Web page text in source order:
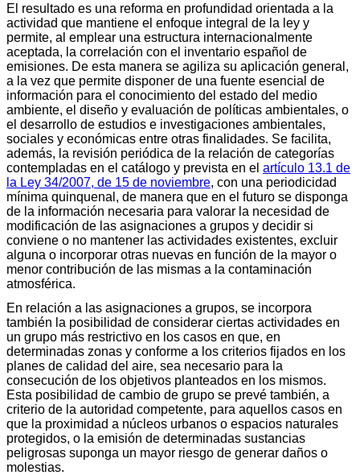
El resultado es una reforma en profundidad orientada a la
actividad que mantiene el enfoque integral de la ley y
permite, al emplear una estructura internacionalmente
aceptada, la correlación con el inventario español de
emisiones. De esta manera se agiliza su aplicación general,
a la vez que permite disponer de una fuente esencial de
información para el conocimiento del estado del medio
ambiente, el diseño y evaluación de políticas ambientales, o
el desarrollo de estudios e investigaciones ambientales,
sociales y económicas entre otras finalidades. Se facilita,
además, la revisión periódica de la relación de categorías
contempladas en el catálogo y prevista en el artículo 13.1 de
la Ley 34/2007, de 15 de noviembre, con una periodicidad
mínima quinquenal, de manera que en el futuro se disponga
de la información necesaria para valorar la necesidad de
modificación de las asignaciones a grupos y decidir si
conviene o no mantener las actividades existentes, excluir
alguna o incorporar otras nuevas en función de la mayor o
menor contribución de las mismas a la contaminación
atmosférica.
En relación a las asignaciones a grupos, se incorpora
también la posibilidad de considerar ciertas actividades en
un grupo más restrictivo en los casos en que, en
determinadas zonas y conforme a los criterios fijados en los
planes de calidad del aire, sea necesario para la
consecución de los objetivos planteados en los mismos.
Esta posibilidad de cambio de grupo se prevé también, a
criterio de la autoridad competente, para aquellos casos en
que la proximidad a núcleos urbanos o espacios naturales
protegidos, o la emisión de determinadas sustancias
peligrosas suponga un mayor riesgo de generar daños o
molestias.